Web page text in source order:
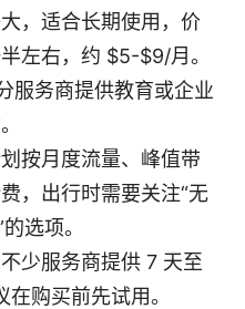
，适合长期使用，价
左右，约 $5-$9/月。
服务商提供教育或企业
按月度流量、峰值带
，出行时需要关注“无
选项。
少服务商提供 7 天至
购买前先试用。